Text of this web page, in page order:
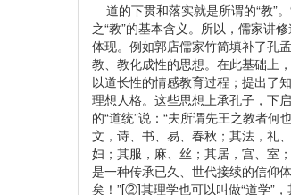
道的下贯和落实就是所谓的“教”
之“教”的基本含义。所以，儒家讲
体现。例如郭店儒家竹简填补了孔
教、教化成性的思想。在此基础上
以道长性的情感教育过程；提出了
理想人格。这些思想上承孔子，下
的“道统”说：“夫所谓先王之教者
文，诗、书、易、春秋；其法，礼
妇；其服，麻、丝；其居，宫、室
是一种传承已久、世代接续的信仰
矣！”[②]其理学也可以叫做“道学”，